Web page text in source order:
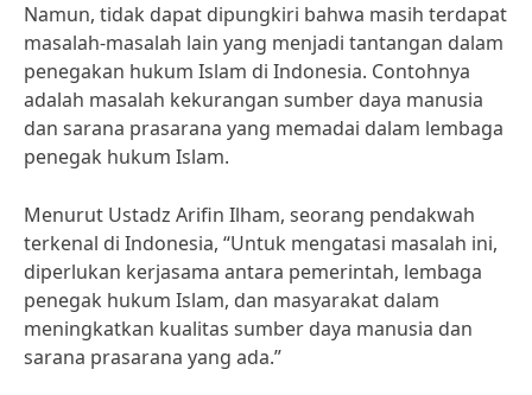
Namun, tidak dapat dipungkiri bahwa masih terdapat
masalah-masalah lain yang menjadi tantangan dalam
penegakan hukum Islam di Indonesia. Contohnya
adalah masalah kekurangan sumber daya manusia
dan sarana prasarana yang memadai dalam lembaga
penegak hukum Islam.
Menurut Ustadz Arifin Ilham, seorang pendakwah
terkenal di Indonesia, “Untuk mengatasi masalah ini,
diperlukan kerjasama antara pemerintah, lembaga
penegak hukum Islam, dan masyarakat dalam
meningkatkan kualitas sumber daya manusia dan
sarana prasarana yang ada.”